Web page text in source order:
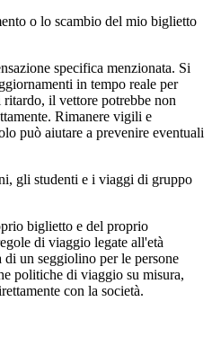
o lo scambio del mio biglietto
specifica menzionata. Si
in tempo reale per
il vettore potrebbe non
Rimanere vigili e
può aiutare a prevenire eventuali
gli studenti e i viaggi di gruppo
biglietto e del proprio
di viaggio legate all'età
di un seggiolino per le persone
politiche di viaggio su misura,
con la società.